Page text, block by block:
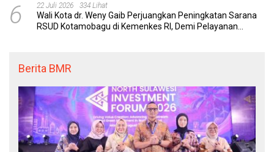
6 22 Juli 2026 334 Lihat
Wali Kota dr. Weny Gaib Perjuangkan Peningkatan Sarana
RSUD Kotamobagu di Kemenkes RI, Demi Pelayanan
Berita BMR